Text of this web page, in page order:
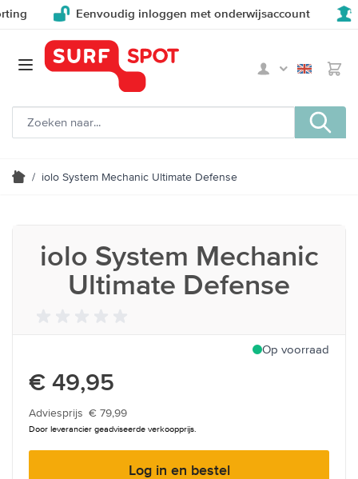
Eenvoudig inloggen met onderwijsaccount
/ iolo System Mechanic Ultimate Defense
iolo System Mechanic
Ultimate Defense
Op voorraad
€ 49,95
Adviesprijs € 79,99
Door leverancier geadviseerde verkoopprijs.
Log in en bestel